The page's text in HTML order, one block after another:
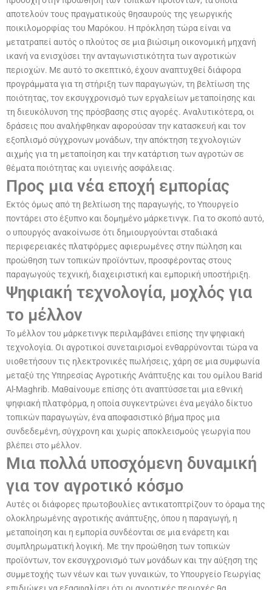
αποτελούν τους πραγματικούς θησαυρούς της γεωργικής
ποικιλομορφίας του Μαρόκου. Η πρόκληση τώρα είναι να
μετατραπεί αυτός ο πλούτος σε μια βιώσιμη οικονομική μηχανή
ικανή να ενισχύσει την ανταγωνιστικότητα των αγροτικών
περιοχών. Με αυτό το σκεπτικό, έχουν αναπτυχθεί διάφορα
προγράμματα για τη στήριξη των παραγωγών, τη βελτίωση της
ποιότητας, τον εκσυγχρονισμό των εργαλείων μεταποίησης και
τη διευκόλυνση της πρόσβασης στις αγορές. Αναλυτικότερα, οι
δράσεις που αναλήφθηκαν αφορούσαν την κατασκευή και τον
εξοπλισμό σύγχρονων μονάδων, την απόκτηση τεχνολογιών
αιχμής για τη μεταποίηση και την κατάρτιση των αγροτών σε
θέματα ποιότητας και υγιεινής ασφάλειας.
Προς μια νέα εποχή εμπορίας
Εκτός όμως από τη βελτίωση της παραγωγής, το Υπουργείο
ποντάρει στο έξυπνο και δομημένο μάρκετινγκ. Για το σκοπό αυτό,
ο υπουργός ανακοίνωσε ότι δημιουργούνται σταδιακά
περιφερειακές πλατφόρμες αφιερωμένες στην πώληση και
προώθηση των τοπικών προϊόντων, προσφέροντας στους
παραγωγούς τεχνική, διαχειριστική και εμπορική υποστήριξη.
Ψηφιακή τεχνολογία, μοχλός για
το μέλλον
Το μέλλον του μάρκετινγκ περιλαμβάνει επίσης την ψηφιακή
τεχνολογία. Οι αγροτικοί συνεταιρισμοί ενθαρρύνονται τώρα να
υιοθετήσουν τις ηλεκτρονικές πωλήσεις, χάρη σε μια συμφωνία
μεταξύ της Υπηρεσίας Αγροτικής Ανάπτυξης και του ομίλου Barid
Al-Maghrib. Μαθαίνουμε επίσης ότι αναπτύσσεται μια εθνική
ψηφιακή πλατφόρμα, η οποία συγκεντρώνει ένα μεγάλο δίκτυο
τοπικών παραγωγών, ένα αποφασιστικό βήμα προς μια
συνδεδεμένη, σύγχρονη και χωρίς αποκλεισμούς γεωργία που
βλέπει στο μέλλον.
Μια πολλά υποσχόμενη δυναμική
για τον αγροτικό κόσμο
Αυτές οι διάφορες πρωτοβουλίες αντικατοπτρίζουν το όραμα της
ολοκληρωμένης αγροτικής ανάπτυξης, όπου η παραγωγή, η
μεταποίηση και η εμπορία συνδέονται σε μια ενάρετη και
συμπληρωματική λογική. Με την προώθηση των τοπικών
προϊόντων, τον εκσυγχρονισμό των μονάδων και την αύξηση της
συμμετοχής των νέων και των γυναικών, το Υπουργείο Γεωργίας